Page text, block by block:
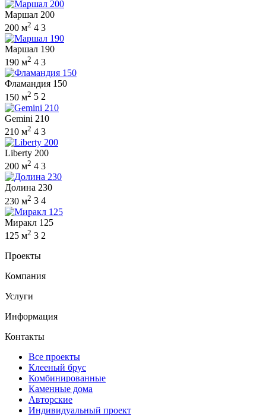
Маршал 200
200 м2 4 3
Маршал 190
190 м2 4 3
Фламандия 150
150 м2 5 2
Gemini 210
210 м2 4 3
Liberty 200
200 м2 4 3
Долина 230
230 м2 3 4
Миракл 125
125 м2 3 2
Проекты
Компания
Услуги
Информация
Контакты
Все проекты
Клееный брус
Комбинированные
Каменные дома
Авторские
Индивидуальный проект